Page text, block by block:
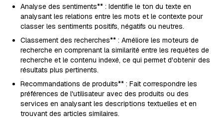
Analyse des sentiments** : Identifie le ton du texte en
analysant les relations entre les mots et le contexte pour
classer les sentiments positifs, négatifs ou neutres.
Classement des recherches** : Améliore les moteurs de
recherche en comprenant la similarité entre les requêtes de
recherche et le contenu indexé, ce qui permet d'obtenir des
résultats plus pertinents.
Recommandations de produits** : Fait correspondre les
préférences de l'utilisateur avec des produits ou des
services en analysant les descriptions textuelles et en
trouvant des articles similaires.